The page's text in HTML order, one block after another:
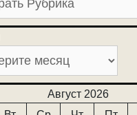
Август 2026